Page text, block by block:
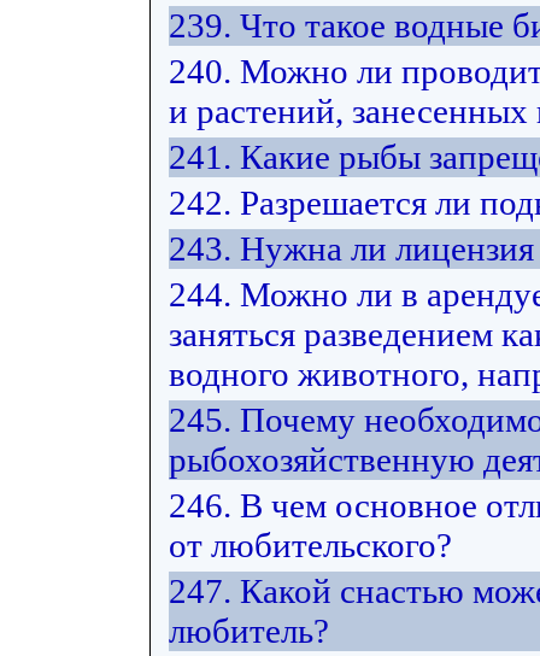
239. Что такое водные
240. Можно ли
и растений,
241. Какие рыбы
242. Разрешается ли
243. Нужна ли
244. Можно ли в
заняться разведением
водного животного,
245. Почему
рыбохозяйственную
246. В чем основное
от любительского?
247. Какой снастью
любитель?